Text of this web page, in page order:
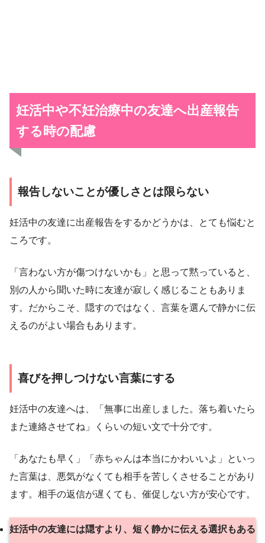
妊活中や不妊治療中の友達へ出産報告
する時の配慮
報告しないことが優しさとは限らない
妊活中の友達に出産報告をするかどうかは、とても悩むと
ころです。
「言わない方が傷つけないかも」と思って黙っていると、
別の人から聞いた時に友達が寂しく感じることもありま
す。だからこそ、隠すのではなく、言葉を選んで静かに伝
えるのがよい場合もあります。
喜びを押しつけない言葉にする
妊活中の友達へは、「無事に出産しました。落ち着いたら
また連絡させてね」くらいの短い文で十分です。
「あなたも早く」「赤ちゃんは本当にかわいいよ」といっ
た言葉は、悪気がなくても相手を苦しくさせることがあり
ます。相手の返信が遅くても、催促しない方が安心です。
妊活中の友達には隠すより、短く静かに伝える選択もある